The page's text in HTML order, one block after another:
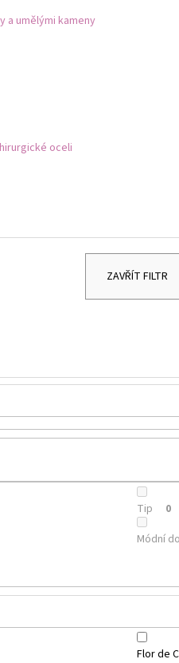
a umělými kameny
oceli
ZAVŘÍT FILTR
Tip 0
Módní
Flor de
NÁUŠNICE VÁŽKA